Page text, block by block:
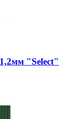
"Select"